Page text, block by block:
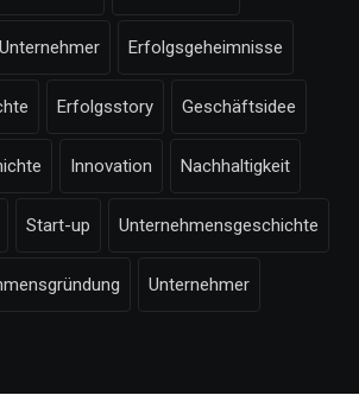
Erfolgsgeheimnisse
Erfolgsstory Geschäftsidee
Innovation Nachhaltigkeit
Start-up Unternehmensgeschichte
Unternehmer